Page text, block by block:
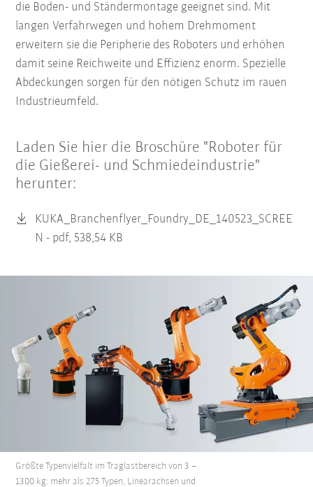
die Boden- und Ständermontage geeignet sind. Mit
langen Verfahrwegen und hohem Drehmoment
erweitern sie die Peripherie des Roboters und erhöhen
damit seine Reichweite und Effizienz enorm. Spezielle
Abdeckungen sorgen für den nötigen Schutz im rauen
Industrieumfeld.
Laden Sie hier die Broschüre "Roboter für
die Gießerei- und Schmiedeindustrie"
herunter:
KUKA_Branchenflyer_Foundry_DE_140523_SCREE
N - pdf, 538,54 KB
Größte Typenvielfalt im Traglastbereich von 3 –
1300 kg: mehr als 275 Typen, Linearachsen und